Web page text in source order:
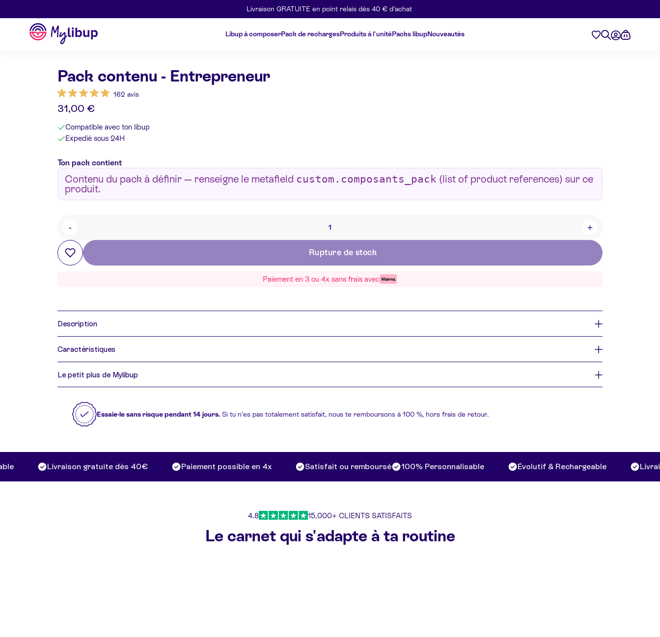
Livraison GRATUITE en point relais dès 40 € d’achat
Libup à composerPack de rechargesProduits à l'unitéPacks libupNouveautés
Mylibup
Pack contenu - Entrepreneur
162 avis
31,00 €
Compatible avec ton libup
Expedié sous 24H
Ton pack contient
Contenu du pack à définir — renseigne le metafield custom.composants_pack (list of product references) sur ce
produit.
- +
Rupture de stock
Paiement en 3 ou 4x sans frais avec
Description
Caractéristiques
Le petit plus de Mylibup
Essaie-le sans risque pendant 14 jours. Si tu n’es pas totalement satisfait, nous te remboursons à 100 %, hors frais de retour.
Livraison gratuite dès 40€ Paiement possible en 4x Satisfait ou remboursé 100% Personnalisable Évolutif & Rechargeable
4.8 15,000+ CLIENTS SATISFAITS
Le carnet qui s'adapte à ta routine